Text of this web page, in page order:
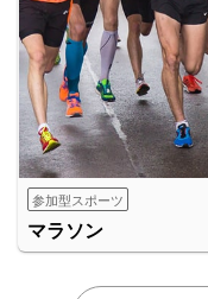
マラソン
参加型スポーツ